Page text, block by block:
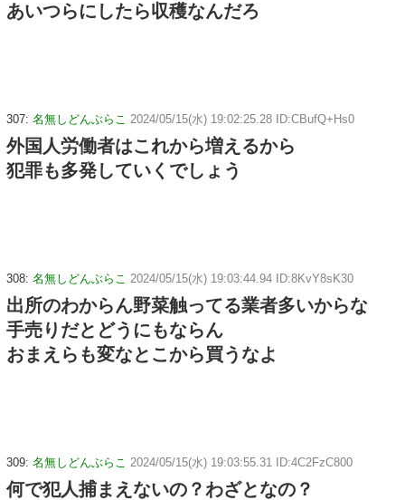
あいつらにしたら収穫なんだろ
307: 名無しどんぶらこ 2024/05/15(水) 19:02:25.28 ID:CBufQ+Hs0
外国人労働者はこれから増えるから
犯罪も多発していくでしょう
308: 名無しどんぶらこ 2024/05/15(水) 19:03:44.94 ID:8KvY8sK30
出所のわからん野菜触ってる業者多いからな
手売りだとどうにもならん
おまえらも変なとこから買うなよ
309: 名無しどんぶらこ 2024/05/15(水) 19:03:55.31 ID:4C2FzC800
何で犯人捕まえないの？わざとなの？